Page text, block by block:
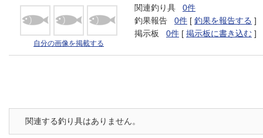
自分の画像を掲載する
関連釣り具
0件
釣果報告
0件 [ 釣果を報告する ]
掲示板
0件 [ 掲示板に書き込む ]
関連する釣り具はありません。